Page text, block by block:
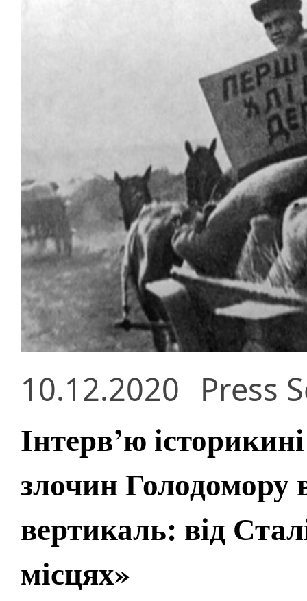
10.12.2020 Press
Інтерв’ю
злочин Голодомору
вертикаль: від
місцях»